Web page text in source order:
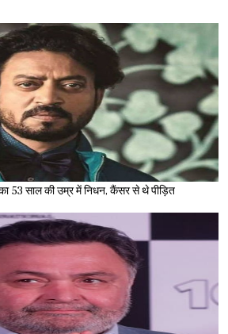
53 साल की उम्र में निधन, कैंसर से थे पीड़ित